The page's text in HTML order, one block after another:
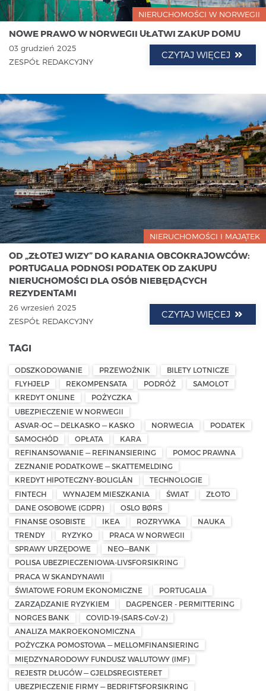
NIERUCHOMOŚCI W NORWEGII
NOWE PRAWO W NORWEGII UŁATWI ZAKUP DOMU
03 grudzień 2025
ZESPÓŁ REDAKCYJNY
CZYTAJ WIĘCEJ
NIERUCHOMOŚCI I MAJĄTEK
OD „ZŁOTEJ WIZY” DO KARANIA OBCOKRAJOWCÓW:
PORTUGALIA PODNOSI PODATEK OD ZAKUPU
NIERUCHOMOŚCI DLA OSÓB NIEBĘDĄCYCH
REZYDENTAMI
26 wrzesień 2025
ZESPÓŁ REDAKCYJNY
CZYTAJ WIĘCEJ
TAGI
ODSZKODOWANIE PRZEWOŹNIK
BILETY LOTNICZE
FLYHJELP
REKOMPENSATA PODRÓŻ
SAMOLOT
KREDYT ONLINE
POŻYCZKA
UBEZPIECZENIE W NORWEGII
ASVAR-OC — DELKASKO — KASKO
NORWEGIA
PODATEK
SAMOCHÓD
OPŁATA
KARA
REFINANSOWANIE — REFINANSIERING
POMOC PRAWNA
ZEZNANIE PODATKOWE — SKATTEMELDING
KREDYT HIPOTECZNY-BOLIGLÅN
TECHNOLOGIE
FINTECH
WYNAJEM MIESZKANIA ŚWIAT
ZŁOTO
DANE OSOBOWE (GDPR)
OSLO BØRS
FINANSE OSOBISTE
IKEA ROZRYWKA
NAUKA
TRENDY
RYZYKO
PRACA W NORWEGII
SPRAWY URZĘDOWE
NEO—BANK
POLISA UBEZPIECZENIOWA-LIVSFORSIKRING
PRACA W SKANDYNAWII
ŚWIATOWE FORUM EKONOMICZNE
PORTUGALIA
ZARZĄDZANIE RYZYKIEM
DAGPENGER - PERMITTERING
NORGES BANK
COVID-19-(SARS-CoV-2)
ANALIZA MAKROEKONOMICZNA
POŻYCZKA POMOSTOWA — MELLOMFINANSIERING
MIĘDZYNARODOWY FUNDUSZ WALUTOWY (IMF)
REJESTR DŁUGÓW — GJELDSREGISTERET
UBEZPIECZENIE FIRMY — BEDRIFTSFORSIKRING